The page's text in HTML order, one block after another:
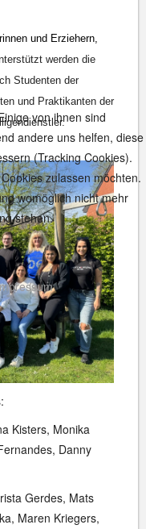
und Erziehern,
werden die
Studenten der
und Praktikanten der
Kisters, Monika
Danny
Gerdes, Mats
Maren Kriegers,
von ihnen sind
andere uns helfen, diese
(Tracking Cookies).
zulassen möchten.
womöglich nicht mehr
stehen.